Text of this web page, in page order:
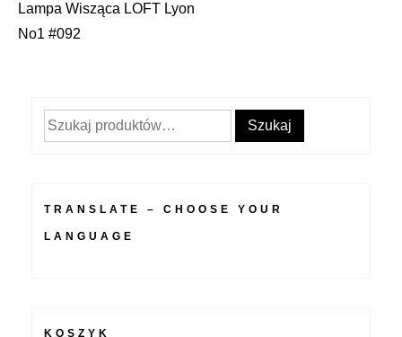
Nawigacja
Lampa Wisząca LOFT Lyon
No1 #092
Szukaj: Szukaj
TRANSLATE – CHOOSE YOUR
LANGUAGE
KOSZYK